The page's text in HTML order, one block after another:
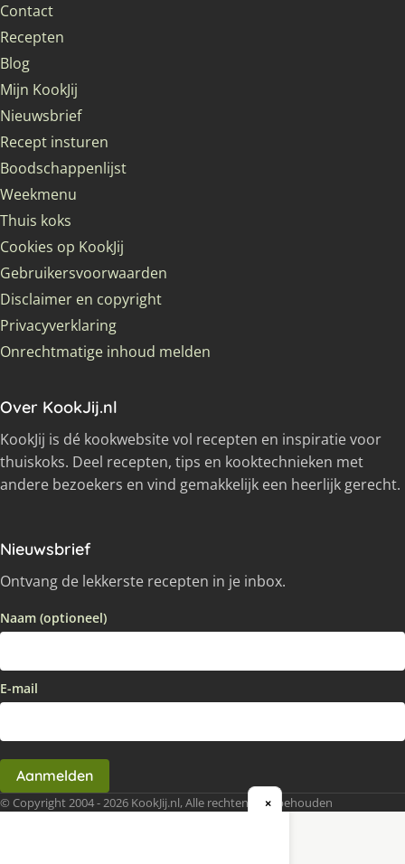
Contact
Recepten
Blog
Mijn KookJij
Nieuwsbrief
Recept insturen
Boodschappenlijst
Weekmenu
Thuis koks
Cookies op KookJij
Gebruikersvoorwaarden
Disclaimer en copyright
Privacyverklaring
Onrechtmatige inhoud melden
Over KookJij.nl
KookJij is dé kookwebsite vol recepten en inspiratie voor
thuiskoks. Deel recepten, tips en kooktechnieken met
andere bezoekers en vind gemakkelijk een heerlijk gerecht.
Nieuwsbrief
Ontvang de lekkerste recepten in je inbox.
Naam (optioneel)
E-mail
Aanmelden
© Copyright 2004 - 2026 KookJij.nl, Alle rechten voorbehouden
×